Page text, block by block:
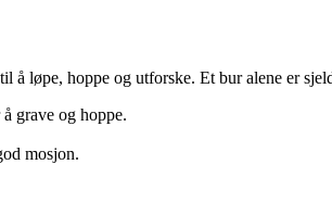
å løpe, hoppe og utforske. Et bur alene er
grave og hoppe.
mosjon.